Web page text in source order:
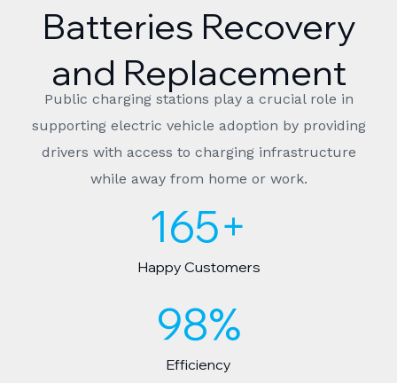
Batteries Recovery
and Replacement
Public charging stations play a crucial role in
supporting electric vehicle adoption by providing
drivers with access to charging infrastructure
while away from home or work.
165+
Happy Customers
98%
Efficiency